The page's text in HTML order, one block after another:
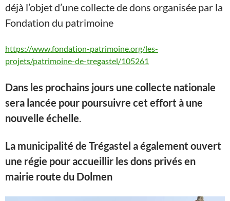
déjà l’objet d’une collecte de dons organisée par la
Fondation du patrimoine
https://www.fondation-patrimoine.org/les-
projets/patrimoine-de-tregastel/105261
Dans les prochains jours une collecte nationale
sera lancée pour poursuivre cet effort à une
nouvelle échelle.
La municipalité de Trégastel a également ouvert
une régie pour accueillir les dons privés en
mairie route du Dolmen